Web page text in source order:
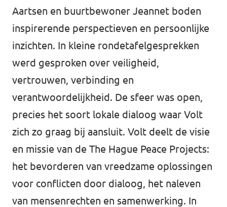
Aartsen en buurtbewoner Jeannet boden
inspirerende perspectieven en persoonlijke
inzichten. In kleine rondetafelgesprekken
werd gesproken over veiligheid,
vertrouwen, verbinding en
verantwoordelijkheid. De sfeer was open,
precies het soort lokale dialoog waar Volt
zich zo graag bij aansluit. Volt deelt de visie
en missie van de The Hague Peace Projects:
het bevorderen van vreedzame oplossingen
voor conflicten door dialoog, het naleven
van mensenrechten en samenwerking. In